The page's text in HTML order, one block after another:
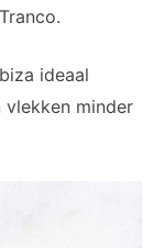
ideaal
minder